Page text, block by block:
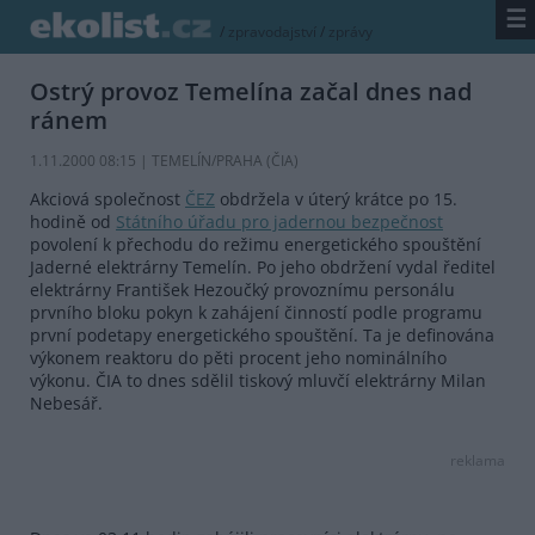
/ zpravodajství / zprávy ☰
Ostrý provoz Temelína začal dnes nad
ránem
1.11.2000 08:15 | TEMELÍN/PRAHA (ČIA)
Akciová společnost ČEZ obdržela v úterý krátce po 15.
hodině od Státního úřadu pro jadernou bezpečnost
povolení k přechodu do režimu energetického spouštění
Jaderné elektrárny Temelín. Po jeho obdržení vydal ředitel
elektrárny František Hezoučký provoznímu personálu
prvního bloku pokyn k zahájení činností podle programu
první podetapy energetického spouštění. Ta je definována
výkonem reaktoru do pěti procent jeho nominálního
výkonu. ČIA to dnes sdělil tiskový mluvčí elektrárny Milan
Nebesář.
reklama